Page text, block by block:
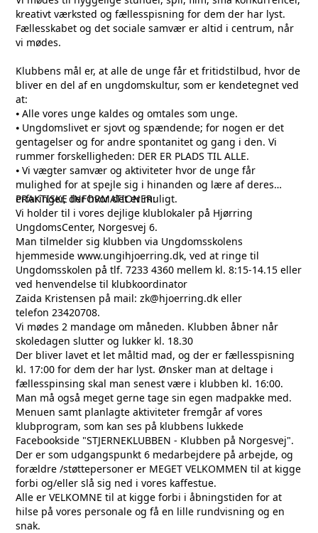
kreativt værksted og fællesspisning for dem der har lyst.
Fællesskabet og det sociale samvær er altid i centrum, når
vi mødes.
Klubbens mål er, at alle de unge får et fritidstilbud, hvor de
bliver en del af en ungdomskultur, som er kendetegnet ved
at:
⦁ Alle vores unge kaldes og omtales som unge.
⦁ Ungdomslivet er sjovt og spændende; for nogen er det
gentagelser og for andre spontanitet og gang i den. Vi
rummer forskelligheden: DER ER PLADS TIL ALLE.
⦁ Vi vægter samvær og aktiviteter hvor de unge får
mulighed for at spejle sig i hinanden og lære af deres
erfaringer, der hvor det er muligt.
PRAKTISKE INFORMATIONER:
Vi holder til i vores dejlige klublokaler på Hjørring
UngdomsCenter, Norgesvej 6.
Man tilmelder sig klubben via Ungdomsskolens
hjemmeside www.ungihjoerring.dk, ved at ringe til
Ungdomsskolen på tlf. 7233 4360 mellem kl. 8:15-14.15 eller
ved henvendelse til klubkoordinator
Zaida Kristensen på mail: zk@hjoerring.dk eller
telefon 23420708.
Vi mødes 2 mandage om måneden. Klubben åbner når
skoledagen slutter og lukker kl. 18.30
Der bliver lavet et let måltid mad, og der er fællesspisning
kl. 17:00 for dem der har lyst. Ønsker man at deltage i
fællesspinsing skal man senest være i klubben kl. 16:00.
Man må også meget gerne tage sin egen madpakke med.
Menuen samt planlagte aktiviteter fremgår af vores
klubprogram, som kan ses på klubbens lukkede
Facebookside "STJERNEKLUBBEN - Klubben på Norgesvej".
Der er som udgangspunkt 6 medarbejdere på arbejde, og
forældre /støttepersoner er MEGET VELKOMMEN til at kigge
forbi og/eller slå sig ned i vores kaffestue.
Alle er VELKOMNE til at kigge forbi i åbningstiden for at
hilse på vores personale og få en lille rundvisning og en
snak.